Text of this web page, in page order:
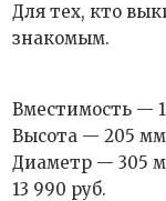
Для тех, кто
знакомым.
Вместимость —
Высота — 205 мм
Диаметр — 305
13 990 руб.